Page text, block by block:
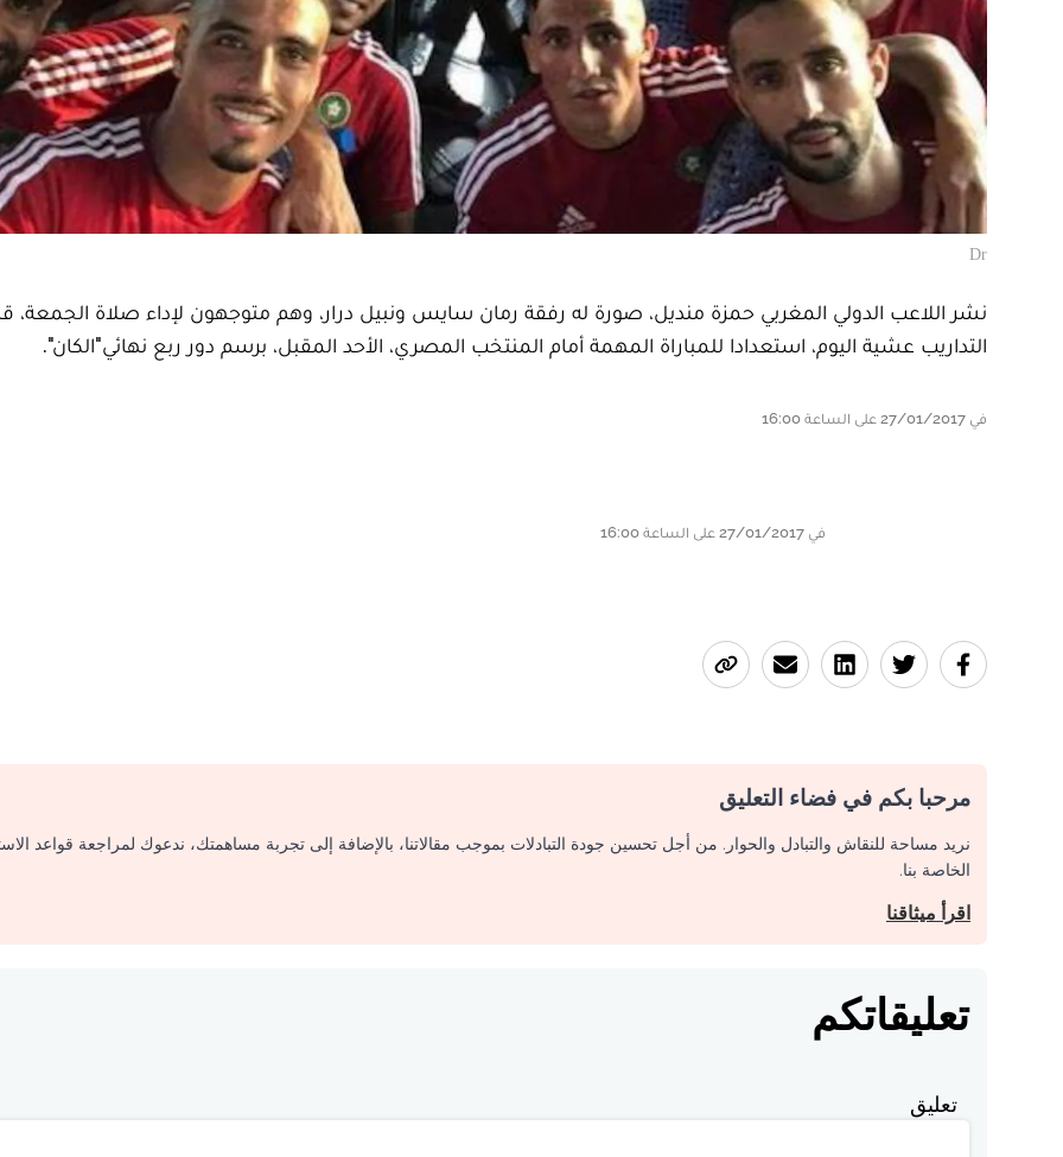
Dr
نشر اللاعب الدولي المغربي حمزة منديل، صورة له رفقة رمان سايس ونبيل درار، وهم متوجهون لإداء صلاة
التداريب عشية اليوم، استعدادا للمباراة المهمة أمام المنتخب المصري، الأحد المقبل، برسم دور ربع نهائي"الكان".
في 27/01/2017 على الساعة 16:00
في 27/01/2017 على الساعة 16:00
مرحبا بكم في فضاء التعليق
نريد مساحة للنقاش والتبادل والحوار. من أجل تحسين جودة التبادلات بموجب مقالاتنا، بالإضافة إلى تجربة مساهمتك، ندعوك لمراجعة قواعد
الخاصة بنا.
اقرأ ميثاقنا
تعليقاتكم
تعليق